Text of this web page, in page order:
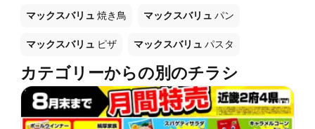
マックスバリュ 焼き鳥 マックスバリュ パン
マックスバリュ ピザ マックスバリュ パスタ
カテゴリーからの別のチラシ